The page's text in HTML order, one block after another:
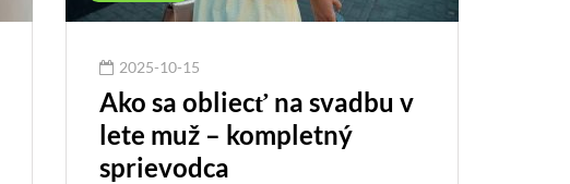
2025-10-15
Ako sa obliecť na svadbu v
lete muž – kompletný
sprievodca